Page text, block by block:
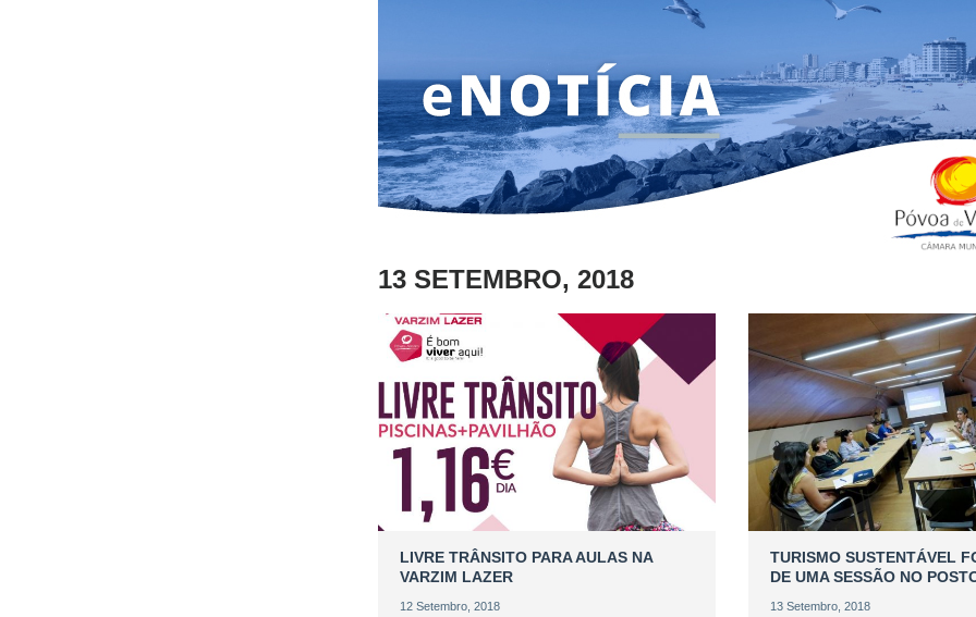
13 SETEMBRO, 2018
LIVRE TRÂNSITO PARA AULAS NA
VARZIM LAZER
12 Setembro, 2018
TURISMO SUSTENTÁVEL
DE UMA SESSÃO NO
13 Setembro, 2018